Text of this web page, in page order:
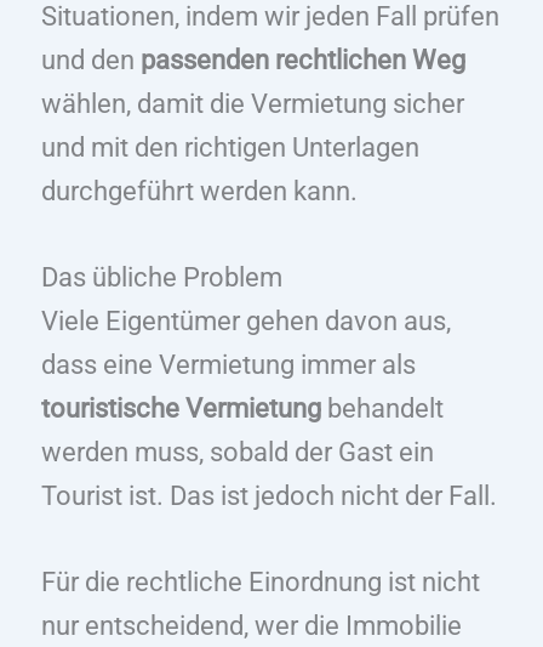
Situationen, indem wir jeden Fall prüfen
und den passenden rechtlichen Weg
wählen, damit die Vermietung sicher
und mit den richtigen Unterlagen
durchgeführt werden kann.
Das übliche Problem
Viele Eigentümer gehen davon aus,
dass eine Vermietung immer als
touristische Vermietungbehandelt
werden muss, sobald der Gast ein
Tourist ist. Das ist jedoch nicht der Fall.
Für die rechtliche Einordnung ist nicht
nur entscheidend, wer die Immobilie